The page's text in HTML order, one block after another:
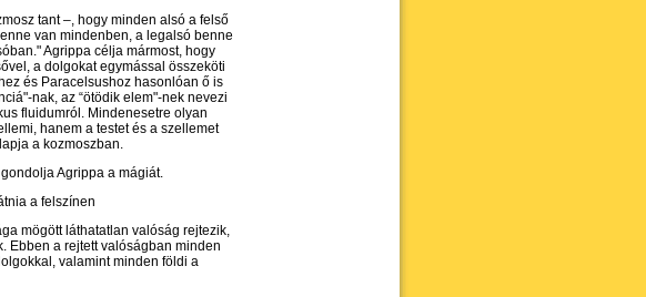
tant –, hogy minden alsó a felső
van mindenben, a legalsó benne
Agrippa célja mármost, hogy
a dolgokat egymással összeköti
és Paracelsushoz hasonlóan ő is
nak, az “ötödik elem"-nek nevezi
fluidumról. Mindenesetre olyan
hanem a testet és a szellemet
a kozmoszban.
Agrippa a mágiát.
a felszínen
mögött láthatatlan valóság rejtezik,
Ebben a rejtett valóságban minden
valamint minden földi a